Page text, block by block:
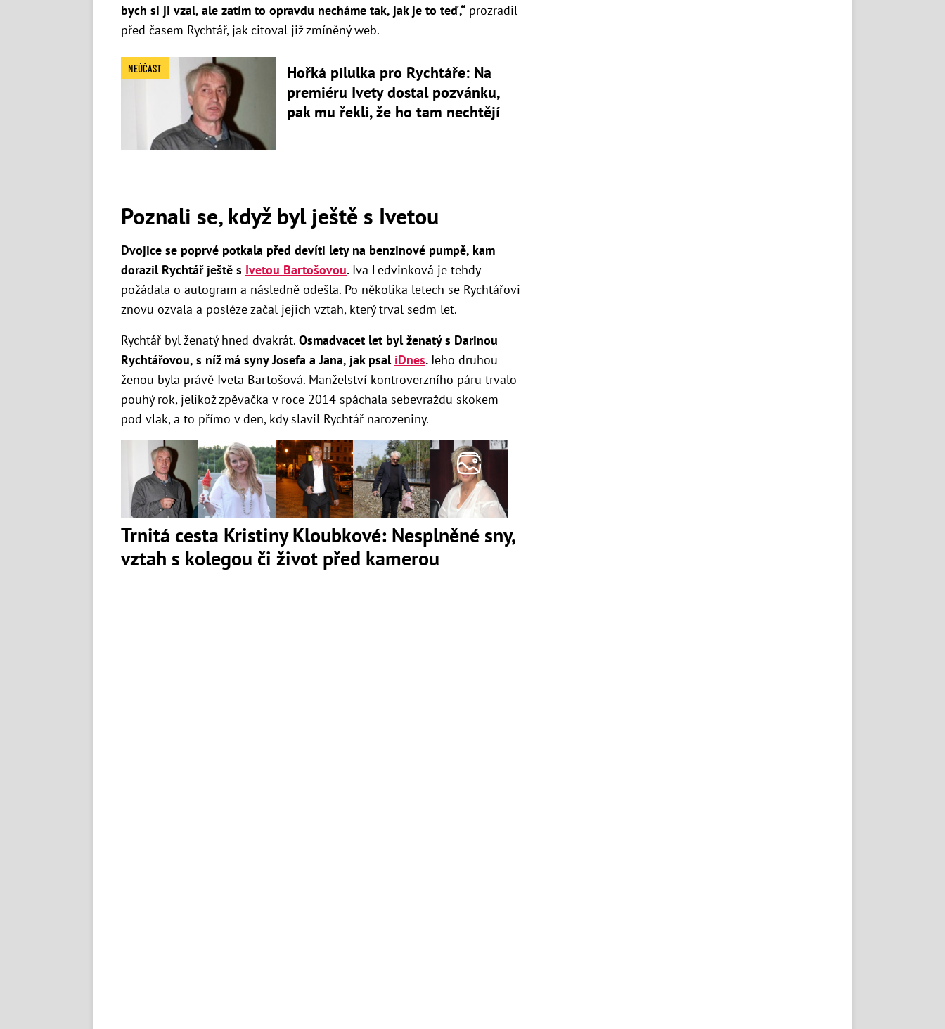
bych si ji vzal, ale zatím to opravdu necháme tak, jak je to teď,“ prozradil
před časem Rychtář, jak citoval již zmíněný web.
NEÚČAST
Hořká pilulka pro Rychtáře: Na
premiéru Ivety dostal pozvánku,
pak mu řekli, že ho tam nechtějí
Poznali se, když byl ještě s Ivetou
Dvojice se poprvé potkala před devíti lety na benzinové pumpě, kam
dorazil Rychtář ještě s Ivetou Bartošovou. Iva Ledvinková je tehdy
požádala o autogram a následně odešla. Po několika letech se Rychtářovi
znovu ozvala a posléze začal jejich vztah, který trval sedm let.
Rychtář byl ženatý hned dvakrát. Osmadvacet let byl ženatý s Darinou
Rychtářovou, s níž má syny Josefa a Jana, jak psal iDnes.Jeho druhou
ženou byla právě Iveta Bartošová. Manželství kontroverzního páru trvalo
pouhý rok, jelikož zpěvačka v roce 2014 spáchala sebevraždu skokem
pod vlak, a to přímo v den, kdy slavil Rychtář narozeniny.
Trnitá cesta Kristiny Kloubkové: Nesplněné sny,
vztah s kolegou či život před kamerou